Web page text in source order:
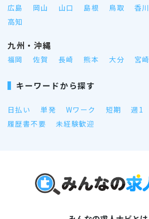
広島 岡山 山口 島根 鳥取 香川
高知
九州・沖縄
福岡 佐賀 長崎 熊本 大分 宮崎
キーワードから探す
日払い 単発 Wワーク 短期 週1
履歴書不要
未経験歓迎